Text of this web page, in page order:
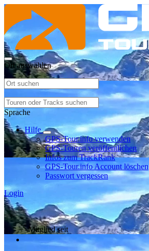
Ort auswählen
Sprache
Hilfe
GPS-Tour.info verwenden
GPS-Touren veröffentlichen
Infos zum TrackRank
GPS-Tour.info Account löschen
Passwort vergessen
Login
Mitglied seit